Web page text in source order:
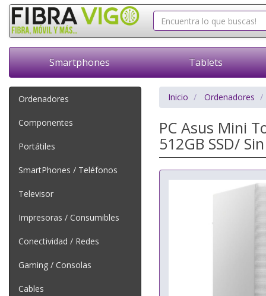
Smartphones Tablets
Ordenadores
Componentes
Portátiles
SmartPhones / Teléfonos
Televisor
Impresoras / Consumibles
Conectividad / Redes
Gaming / Consolas
Cables
Inicio Ordenadores
PC Asus Mini
512GB SSD/